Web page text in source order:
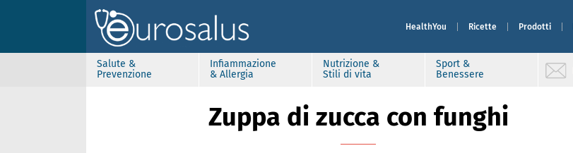
HealthYou Ricette Prodotti
Salute &
Prevenzione
Infiammazione
& Allergia
Nutrizione &
Stili di vita
Sport &
Benessere
Zuppa di zucca con funghi